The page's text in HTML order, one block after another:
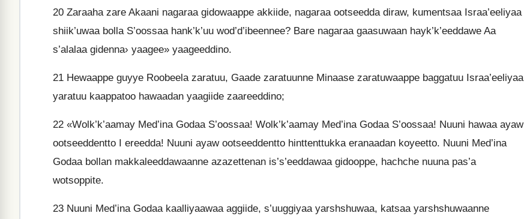
20 Zaraaha zare Akaani nagaraa gidowaappe akkiide, nagaraa ootseedda diraw, kumentsaa Israa’eeliyaa
shiik’uwaa bolla S’oossaa hank’k’uu wod’d’ibeennee? Bare nagaraa gaasuwaan hayk’k’eeddawe Aa
s’alalaa gidenna› yaagee» yaageeddino.
21 Hewaappe guyye Roobeela zaratuu, Gaade zaratuunne Minaase zaratuwaappe baggatuu Israa’eeliyaa
yaratuu kaappatoo hawaadan yaagiide zaareeddino;
22 «Wolk’k’aamay Med’ina Godaa S’oossaa! Wolk’k’aamay Med’ina Godaa S’oossaa! Nuuni hawaa ayaw
ootseeddentto I ereedda! Nuuni ayaw ootseeddentto hinttenttukka eranaadan koyeetto. Nuuni Med’ina
Godaa bollan makkaleeddawaanne azazettenan is’s’eeddawaa gidooppe, hachche nuuna pas’a
wotsoppite.
23 Nuuni Med’ina Godaa kaalliyaawaa aggiide, s’uuggiyaa yarshshuwaa, katsaa yarshshuwaanne